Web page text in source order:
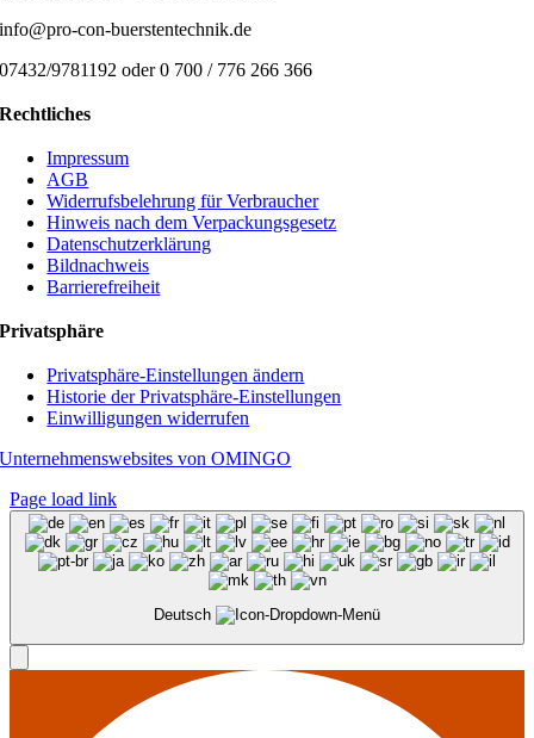
info@pro-con-buerstentechnik.de
07432/9781192 oder 0 700 / 776 266 366
Rechtliches
Impressum
AGB
Widerrufsbelehrung für Verbraucher
Hinweis nach dem Verpackungsgesetz
Datenschutzerklärung
Bildnachweis
Barrierefreiheit
Privatsphäre
Privatsphäre-Einstellungen ändern
Historie der Privatsphäre-Einstellungen
Einwilligungen widerrufen
Unternehmenswebsites von OMINGO
Page load link
Deutsch